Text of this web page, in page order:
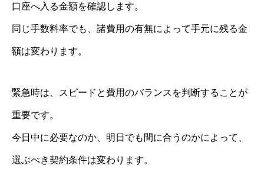
口座へ入る金額を確認します。
同じ手数料率でも、諸費用の有無によって手元に残る金
額は変わります。
緊急時は、スピードと費用のバランスを判断することが
重要です。
今日中に必要なのか、明日でも間に合うのかによって、
選ぶべき契約条件は変わります。